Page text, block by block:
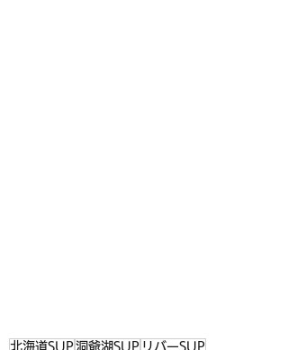
北海道SUP洞爺湖SUP リバーSUP